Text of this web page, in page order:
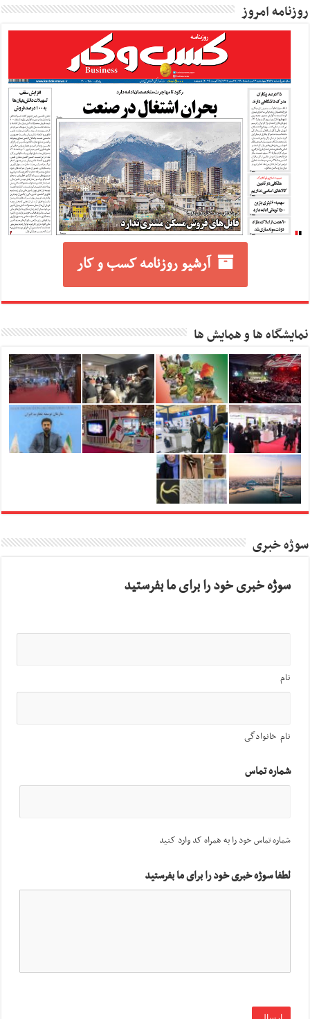
روزنامه امروز
آرشیو روزنامه کسب و کار
نمایشگاه ها و همایش ها
سوژه خبری
سوژه خبری خود را برای ما بفرستید
نام
نام خانوادگی
شماره تماس
شماره تماس خود را به همراه کد وارد کنید
لطفا سوژه خبری خود را برای ما بفرستید